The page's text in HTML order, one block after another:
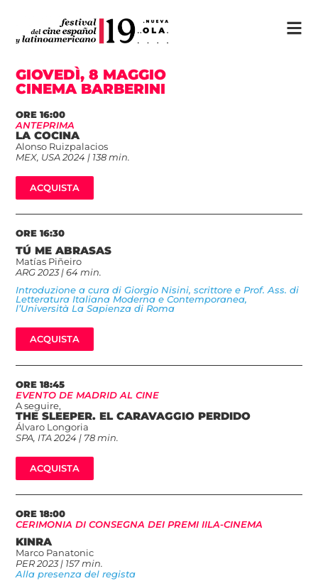
GIOVEDÌ, 8 MAGGIO
CINEMA BARBERINI
ORE 16:00
ANTEPRIMA
LA COCINA
Alonso Ruizpalacios
MEX, USA 2024 | 138 min.
ACQUISTA
ORE 16:30
TÚ ME ABRASAS
Matías Piñeiro
ARG 2023 | 64 min.
Introduzione a cura di Giorgio Nisini, scrittore e Prof. Ass. di
Letteratura Italiana Moderna e Contemporanea,
l’Università La Sapienza di Roma
ACQUISTA
ORE 18:45
EVENTO DE MADRID AL CINE
A seguire,
THE SLEEPER. EL CARAVAGGIO PERDIDO
Álvaro Longoria
SPA, ITA 2024 | 78 min.
ACQUISTA
ORE 18:00
CERIMONIA DI CONSEGNA DEI PREMI IILA-CINEMA
KINRA
Marco Panatonic
PER 2023 | 157 min.
Alla presenza del regista